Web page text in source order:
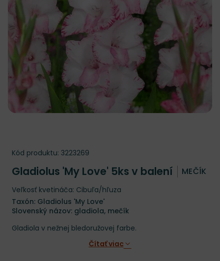
Kód produktu: 3223269
Gladiolus 'My Love' 5ks v balení MEČÍK
Veľkosť kvetináča: Cibuľa/hľuza
Taxón: Gladiolus 'My Love'
Slovenský názov: gladiola, mečík
Gladiola v nežnej bledoružovej farbe.
Čítať viac